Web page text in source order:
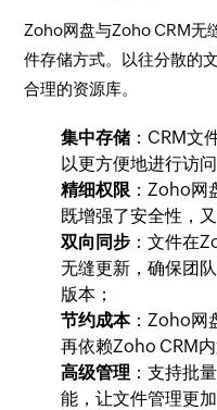
​Zoho网盘与Zoho CRM无
件存储方式。以往分散的
合理的资源库。
​集中存储 ：CRM文
以更方便地进行访问
精细权限 ：Zoho网
既增强了安全性，
双向同步 ：文件在
无缝更新，确保团
版本；
节约成本：Zoho网
再依赖Zoho CRM
高级管理 ：支持批
能，让文件管理更